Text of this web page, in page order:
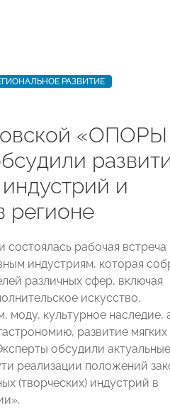
РАЗВИТИЕ
«ОПОРЫ
и
регионе
рабочая встреча
индустриям, которая
различных сфер, включая
искусство,
моду, культурное наследие,
развитие мягких
обсудили актуальные
реализации положений
(творческих) индустрий в